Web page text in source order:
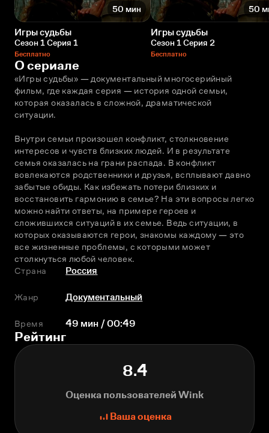
50 мин
Игры судьбы
Сезон 1 Серия 1
Бесплатно
50
Игры судьбы
Сезон 1 Серия 2
Бесплатно
О сериале
«Игры судьбы» — документальный многосерийный
фильм, где каждая серия — история одной семьи,
которая оказалась в сложной, драматической
ситуации.
Внутри семьи произошел конфликт, столкновение
интересов и чувств близких людей. И в результате
семья оказалась на грани распада. В конфликт
вовлекаются родственники и друзья, всплывают давно
забытые обиды. Как избежать потери близких и
восстановить гармонию в семье? На эти вопросы легко
можно найти ответы, на примере героев и
сложившихся ситуаций в их семье. Ведь ситуации, в
которых оказываются герои, знакомы каждому — это
все жизненные проблемы, с которыми может
столкнуться любой человек.
Страна
Россия
Жанр Документальный
Время 49 мин / 00:49
Рейтинг
8.4
Оценка пользователей Wink
Ваша оценка